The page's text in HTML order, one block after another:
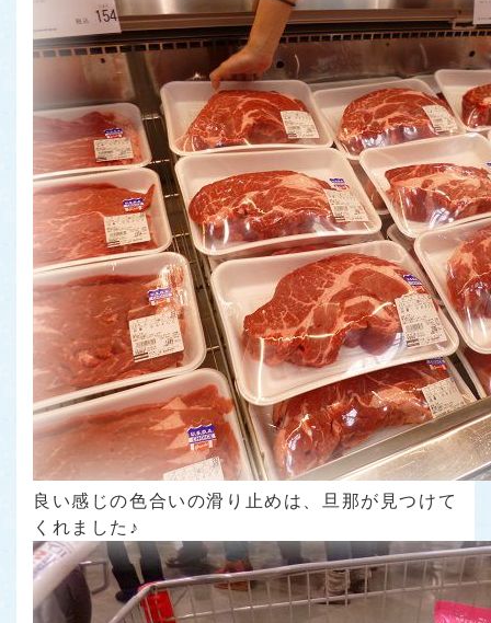
良い感じの色合いの滑り止めは、旦那が見つけて
くれました♪